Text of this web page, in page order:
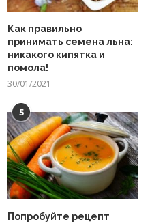
Как правильно
принимать семена льна:
никакого кипятка и
помола!
30/01/2021
5
Попробуйте рецепт